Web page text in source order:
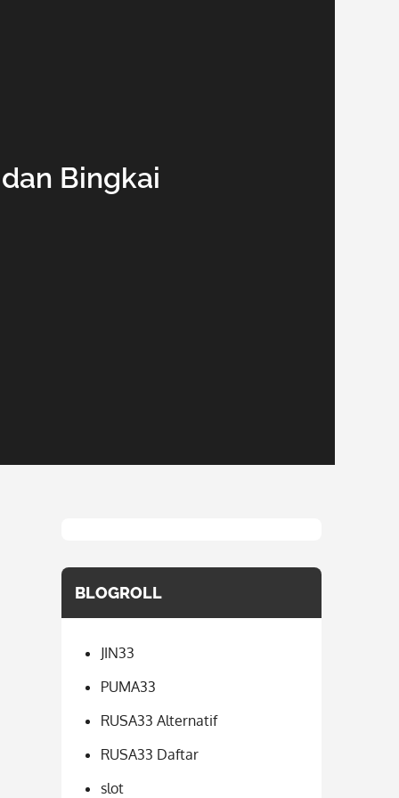
Bingkai
BLOGROLL
JIN33
PUMA33
RUSA33 Alternatif
RUSA33 Daftar
slot